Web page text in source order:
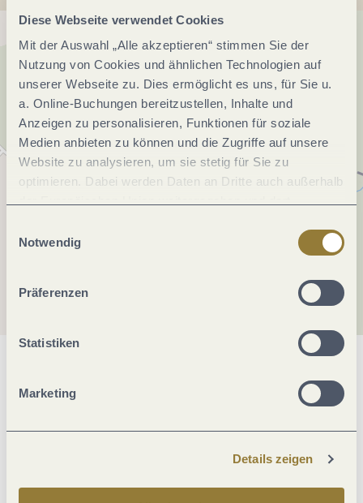
Diese Webseite verwendet Cookies
Mit der Auswahl „Alle akzeptieren“ stimmen Sie der
Nutzung von Cookies und ähnlichen Technologien auf
unserer Webseite zu. Dies ermöglicht es uns, für Sie u.
a. Online-Buchungen bereitzustellen, Inhalte und
Anzeigen zu personalisieren, Funktionen für soziale
Medien anbieten zu können und die Zugriffe auf unsere
Website zu analysieren, um sie stetig für Sie zu
optimieren. Dabei werden Daten an Dritte auch außerhalb
jederzeit widerrufen werden. Mit der Auswahl "Alle
ablehnen" kann es zu Beeinträchtigungen in der Nutzung
Notwendig
Präferenzen
Statistiken
Marketing
Details zeigen